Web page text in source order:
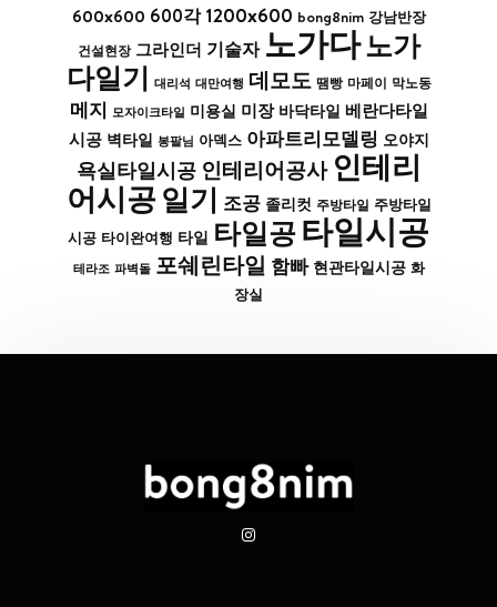
600x600 600각 1200x600 bong8nim 강남반장
건설현장 그라인더 기술자 노가다노가
다일기 대리석 대만여행 데모도 땜빵 마페이 막노동
메지 모자이크타일 미용실 미장 바닥타일 베란다타일
시공 벽타일 봉팔님 아덱스 아파트리모델링 오야지
욕실타일시공 인테리어공사 인테리
어시공 일기 조공 졸리컷 주방타일 주방타일
시공 타이완여행 타일 타일공타일시공
테라조 파벽돌 포쉐린타일 함빠 현관타일시공 화
장실